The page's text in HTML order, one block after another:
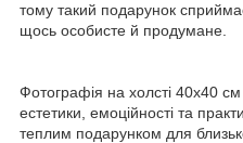
тому такий подарунок
щось особисте й продумане.
Фотографія на холсті 40х40
естетики, емоційності та
теплим подарунком для